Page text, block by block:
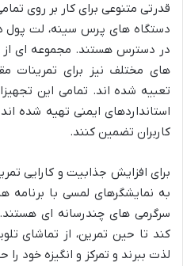
قدرتی متنوعی برای کار بر روی
دستگاه های پرس سینه، لت پول
در دسترس هستند. مجموعه ای از
های مختلف نیز برای تمرینات
تعبیه شده اند. تمامی این
استانداردهای ایمنی تهیه شده
کاربران تضمین کنند.
برای افزایش جذابیت و کارایی
به نمایشگرهای لمسی با
سرگرمی های چندرسانه ای
کند تا حین تمرین، از تماشای
لذت ببرند و تمرکز و انگیزه خود را